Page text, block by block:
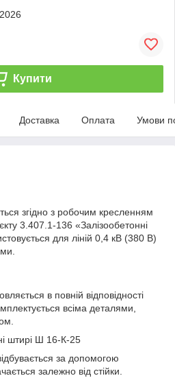
Купити
Доставка Оплата Умови
згідно з робочим кресленням
3.407.1-136 «Залізообетонні
для ліній 0,4 кВ (380 В)
в повній відповідності
всіма деталями,
штирі Ш 16-К-25
за допомогою
залежно від стійки.